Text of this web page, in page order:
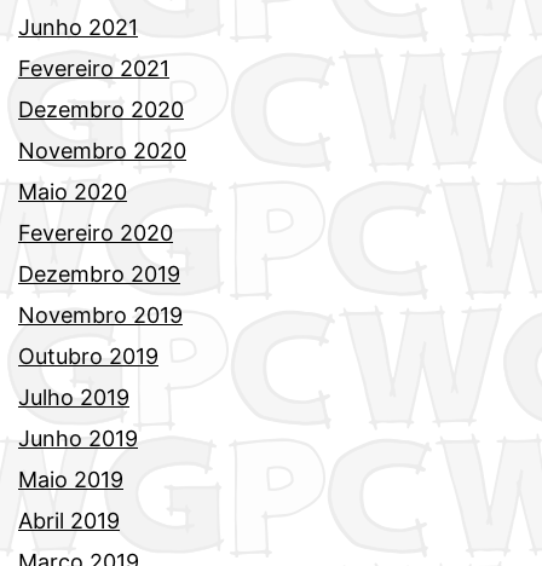
Junho 2021
Fevereiro 2021
Dezembro 2020
Novembro 2020
Maio 2020
Fevereiro 2020
Dezembro 2019
Novembro 2019
Outubro 2019
Julho 2019
Junho 2019
Maio 2019
Abril 2019